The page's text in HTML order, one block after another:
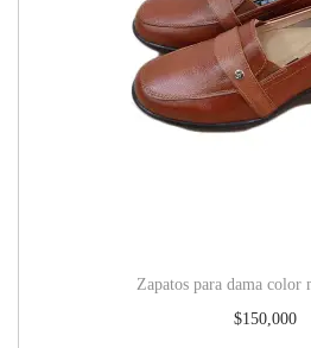
Zapatos para dama color
$150,000